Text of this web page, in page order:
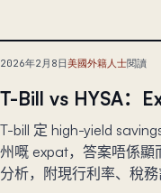
2026年2月8日美國外籍人士閱讀
T-Bill vs HYSA：
T-bill 定 high-yield
州嘅 expat，答案唔係
分析，附現行利率、稅務